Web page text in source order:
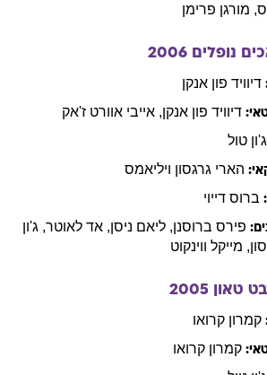
, מורגן פרימן
נופלים 2006
דיוויד פון אנקן
דיוויד פון אנקן, אייבי אוורט ז'אק
ג'ון טול
הארי גרגסון ויליאמס
ברוס דייוי
פירס ברוסנן, ליאם ניסן, אד לאוטר, ג'ון
, מייקל ווינקוט
טאון 2005
קמרון קרואו
קמרון קרואו